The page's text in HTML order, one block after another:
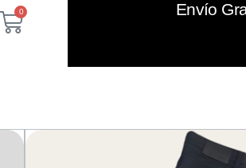
0 Envío